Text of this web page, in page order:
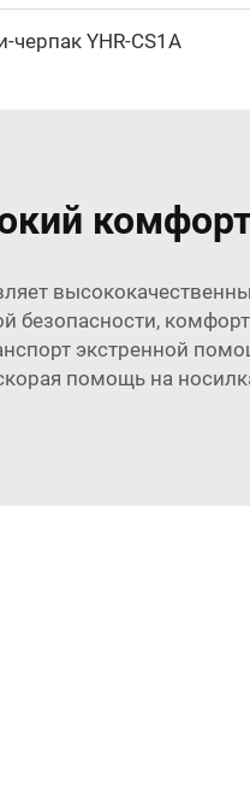
черпак YHR-CS1A
безопасности,
экстренной
помощь на